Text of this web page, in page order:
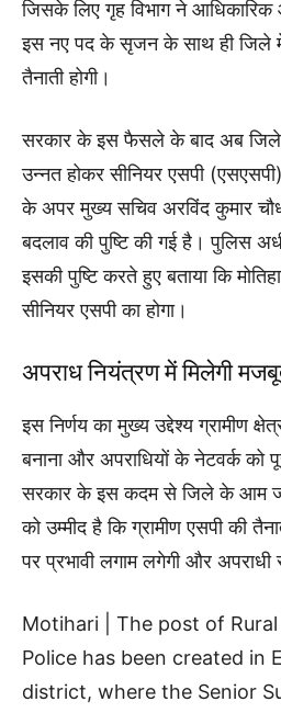
जिसके लिए गृह विभाग ने आधिकारिक
इस नए पद के सृजन के साथ ही जिले में
तैनाती होगी।
सरकार के इस फैसले के बाद अब जिले
उन्नत होकर सीनियर एसपी
के अपर मुख्य सचिव अरविंद कुमार
बदलाव की पुष्टि की गई है। पुलिस
इसकी पुष्टि करते हुए बताया कि
सीनियर एसपी का होगा।
अपराध नियंत्रण में मिलेगी
इस निर्णय का मुख्य उद्देश्य ग्रामीण
बनाना और अपराधियों के नेटवर्क को
सरकार के इस कदम से जिले के आम
को उम्मीद है कि ग्रामीण एसपी की
पर प्रभावी लगाम लगेगी और
Motihari | The post of
Police has been created in
district, where the Senior